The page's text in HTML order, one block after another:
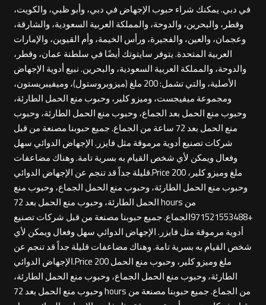
في دبي. يمكنك شراء حبوب الإجهاض في دبي، وأبو ظبي، والكويت،
وقطر، والبحرين، والدوحة، والمملكة العربية السعودية، والشارقة،
وعجمان، والعين، والفجيرة، ورأس الخيمة، وأم القيوين، والإمارات
العربية المتحدة. يتوفر سايتوتك أيضًا في سلطنة عمان، وقطر،
والدوحة، والمملكة العربية السعودية، والبحرين. نبيع أدوية الإجهاض
الأصلية، والتي تشمل: 200 ملغ (ميزوبروستول)، وميفيبريستون،
ومجموعة ميفيجست، وميزو كلير، وحبوب منع الحمل الطارئة،
وحبوب منع الحمل بعد الجماع، وحبوب منع الحمل الطارئة، وحبوب
منع الحمل بعد 72 ساعة من الجماع. جميع حبوبنا مصنعة من قبل
شركات تصنيع أدوية مرموقة مثل فايزر. الإجهاض الدوائي سهل
وفعال ويمكن لأي شخص القيام به بسرية تامة. وهناك مضاعفات
قليلة جداً قد تنجم عن الإجهاض الدوائي.Price 200 ملغ وميزو كلير،
وحبوب منع الحمل الطارئة، وحبوب منع الحمل الجماع، وحبوب منع
الحمل الطارئة، وحبوب منع الحمل بعد 72 hours من
+971521553488الجماع. جميع حبوبنا مصنعة من قبل شركات تصنيع
أدوية مرموقة مثل فايزر. الإجهاض الدوائي سهل وفعال ويمكن لأي
شخص القيام به بسرية تامة. وهناك مضاعفات قليلة جداً قد تنجم عن
الإجهاض الدوائي.Price 200 ملغ وميزو كلير، وحبوب منع الحمل
الطارئة، وحبوب منع الحمل الجماع، وحبوب منع الحمل الطارئة،
وحبوب منع الحمل بعد 72 hours من الجماع. جميع حبوبنا مصنعة من